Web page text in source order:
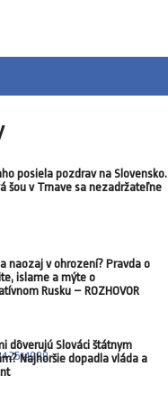
posiela pozdrav na Slovensko.
šou v Trnave sa nezadržateľne
naozaj v ohrození? Pravda o
islame a mýte o
Rusku – ROZHOVOR
dôverujú Slováci štátnym
Najhoršie dopadla vláda a